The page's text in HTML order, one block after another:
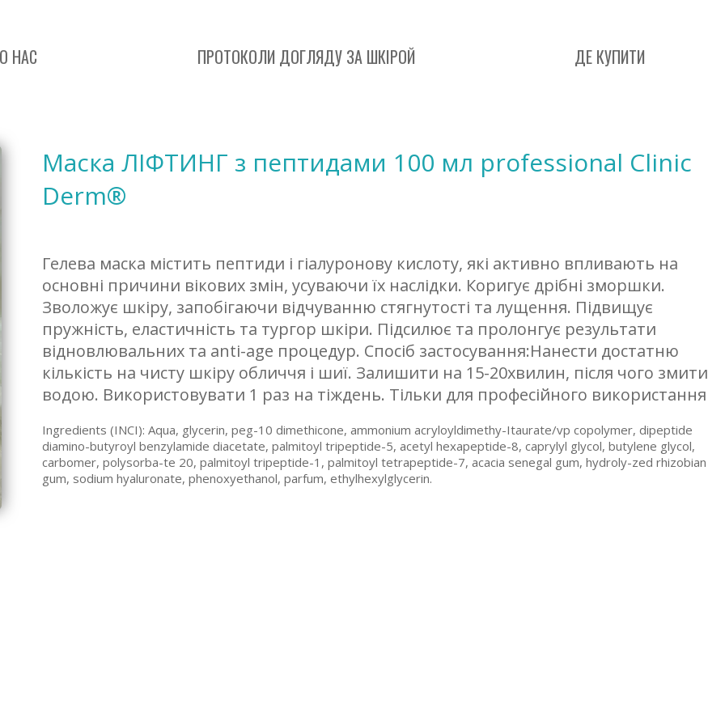
НАС ПРОТОКОЛИ ДОГЛЯДУ ЗА ШКІРОЙ ДЕ КУПИТИ
Маска ЛІФТИНГ з пептидами 100 мл professional Clinic
Derm®
Гелева маска містить пептиди і гіалуронову кислоту, які активно впливають на
основні причини вікових змін, усуваючи їх наслідки. Коригує дрібні зморшки.
Зволожує шкіру, запобігаючи відчуванню стягнутості та лущення. Підвищує
пружність, еластичність та тургор шкіри. Підсилює та пролонгує результати
відновлювальних та anti-age процедур. Спосіб застосування:Нанести достатню
кількість на чисту шкіру обличчя і шиї. Залишити на 15-20хвилин, після чого змити
водою. Використовувати 1 раз на тіждень. Тільки для професійного використання
Ingredients (INCI): Aqua, glycerin, peg-10 dimethicone, ammonium acryloyldimethy-Itaurate/vp copolymer, dipeptide
diamino-butyroyl benzylamide diacetate, palmitoyl tripeptide-5, acetyl hexapeptide-8, caprylyl glycol, butylene glycol,
carbomer, polysorba-te 20, palmitoyl tripeptide-1, palmitoyl tetrapeptide-7, acacia senegal gum, hydroly-zed rhizobian
gum, sodium hyaluronate, phenoxyethanol, parfum, ethylhexylglycerin.